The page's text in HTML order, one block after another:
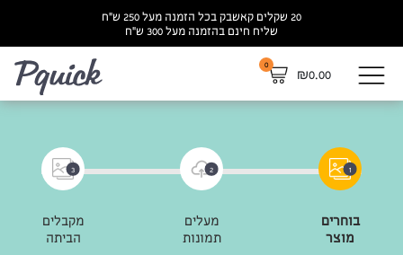
20 שקלים קאשבק בכל הזמנה מעל 250 ש”ח
שליח חינם בהזמנה מעל 300 ש”ח
₪0.00
0
1
בוחרים
מוצר
2
מעלים
תמונות
3
מקבלים
הביתה